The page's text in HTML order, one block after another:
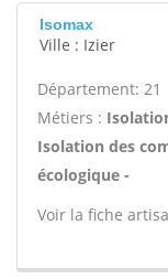
Isomax
Ville : Izier
Département: 21
Métiers :
Isolation des
écologique -
Voir la fiche